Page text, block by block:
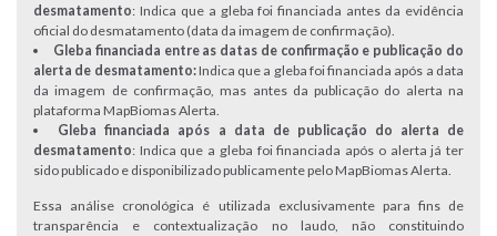
desmatamento: Indica que a gleba foi financiada antes da evidência
oficial do desmatamento (data da imagem de confirmação).
Gleba financiada entre as datas de confirmação e publicação do
alerta de desmatamento:Indica que a gleba foi financiada após a data
da imagem de confirmação, mas antes da publicação do alerta na
plataforma MapBiomas Alerta.
Gleba financiada após a data de publicação do alerta de
desmatamento: Indica que a gleba foi financiada após o alerta já ter
sido publicado e disponibilizado publicamente pelo MapBiomas Alerta.
Essa análise cronológica é utilizada exclusivamente para fins de
transparência e contextualização no laudo, não constituindo